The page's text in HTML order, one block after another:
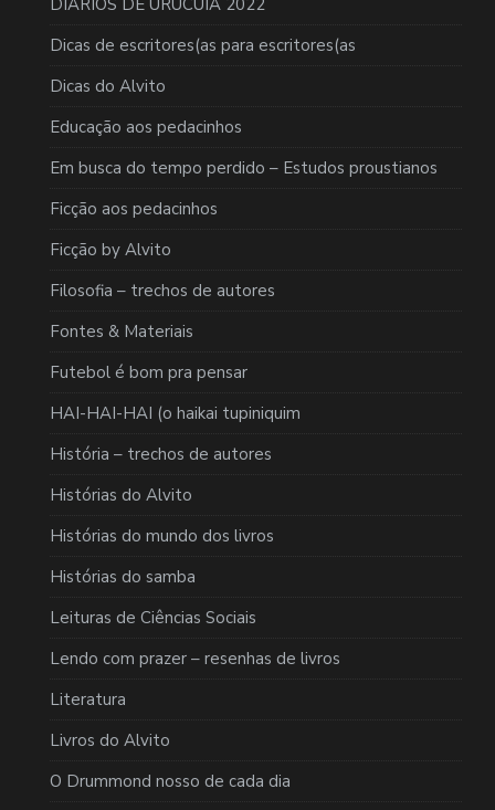
DIÁRIOS DE URUCUIA 2022
Dicas de escritores(as para escritores(as
Dicas do Alvito
Educação aos pedacinhos
Em busca do tempo perdido – Estudos proustianos
Ficção aos pedacinhos
Ficção by Alvito
Filosofia – trechos de autores
Fontes & Materiais
Futebol é bom pra pensar
HAI-HAI-HAI (o haikai tupiniquim
História – trechos de autores
Histórias do Alvito
Histórias do mundo dos livros
Histórias do samba
Leituras de Ciências Sociais
Lendo com prazer – resenhas de livros
Literatura
Livros do Alvito
O Drummond nosso de cada dia